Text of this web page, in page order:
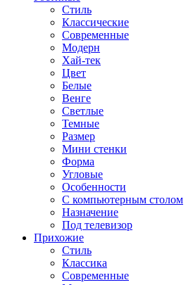
Стиль
Классические
Современные
Модерн
Хай-тек
Цвет
Белые
Венге
Светлые
Темные
Размер
Мини стенки
Форма
Угловые
Особенности
С компьютерным столом
Назначение
Под телевизор
Прихожие
Стиль
Классика
Современные